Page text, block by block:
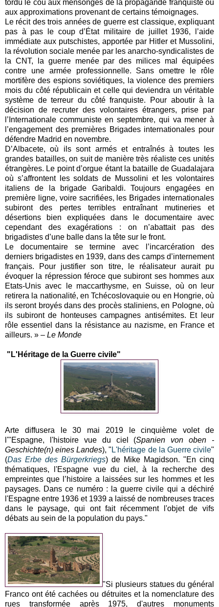
tordu le cou aux mensonges de la propagande franquiste ou
aux approximations provenant de certains témoignages.
Le récit des trois années de guerre est classique, expliquant
pas à pas le coup d’État militaire de juillet 1936, l’aide
immédiate aux putschistes, apportée par Hitler et Mussolini,
la révolution sociale menée par les anarcho-syndicalistes de
la CNT, la guerre menée par des milices mal équipées
contre une armée professionnelle. Sans omettre le rôle
mortifère des espions soviétiques, la violence des premiers
mois du côté républicain et celle qui deviendra un véritable
système de terreur du côté franquiste. Pour aboutir à la
décision de recruter des volontaires étrangers, prise par
l’Internationale communiste en septembre, qui va mener à
l’engagement des premières Brigades internationales pour
défendre Madrid en novembre.
D’Albacete, où ils sont armés et entraînés à toutes les
grandes batailles, on suit de manière très réaliste ces unités
étrangères. Le point d’orgue étant la bataille de Guadalajara
où s’affrontent les soldats de Mussolini et les volontaires
italiens de la brigade Garibaldi. Toujours engagées en
première ligne, voire sacrifiées, les Brigades internationales
subiront des pertes terribles entraînant mutineries et
désertions bien expliquées dans le documentaire avec
cependant des exagérations : on n’abattait pas des
brigadistes d’une balle dans la tête sur le front.
Le documentaire se termine avec l’incarcération des
derniers brigadistes en 1939, dans des camps d’internement
français. Pour justifier son titre, le réalisateur aurait pu
évoquer la répression féroce que subiront ses hommes aux
Etats-Unis avec le maccarthysme, en Suisse, où on leur
retirera la nationalité, en Tchécoslovaquie ou en Hongrie, où
ils seront broyés dans des procès staliniens, en Pologne, où
ils subiront de honteuses campagnes antisémites. Et leur
rôle essentiel dans la résistance au nazisme, en France et
ailleurs. » – Le Monde
"L'Héritage de la Guerre civile"
Arte diffusera le 30 mai 2019 le cinquième volet de
l'"Espagne, l'histoire vue du ciel (Spanien von oben -
Geschichte(n) eines Landes), " L'héritage de la Guerre civile"
(Das Erbe des Bürgerkriegs) de Mike Magidson. "En cinq
thématiques, l'Espagne vue du ciel, à la recherche des
empreintes que l’histoire a laissées sur les hommes et les
paysages. Dans ce numéro : la guerre civile qui a déchiré
l'Espagne entre 1936 et 1939 a laissé de nombreuses traces
dans le paysage, qui ont fait récemment l'objet de vifs
débats au sein de la population du pays."
"Si plusieurs statues du général
Franco ont été cachées ou détruites et la nomenclature des
rues transformée après 1975, d'autres monuments